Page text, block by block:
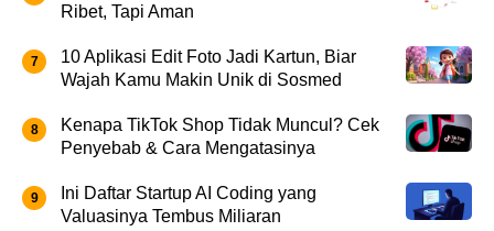
Ribet, Tapi Aman
10 Aplikasi Edit Foto Jadi Kartun, Biar
Wajah Kamu Makin Unik di Sosmed
Kenapa TikTok Shop Tidak Muncul? Cek
Penyebab & Cara Mengatasinya
Ini Daftar Startup AI Coding yang
Valuasinya Tembus Miliaran